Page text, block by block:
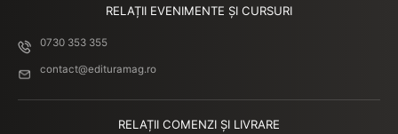
RELAȚII EVENIMENTE ȘI CURSURI
0730 353 355
contact@edituramag.ro
RELAȚII COMENZI ȘI LIVRARE